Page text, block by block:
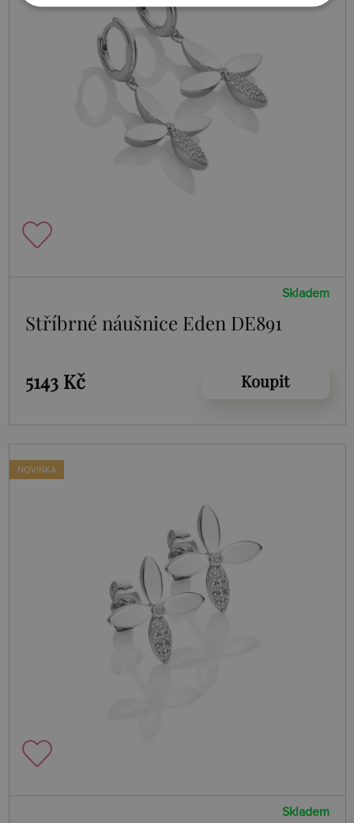
Skladem
Stříbrné náušnice Eden DE891
5143 Kč Koupit
NOVINKA
Skladem